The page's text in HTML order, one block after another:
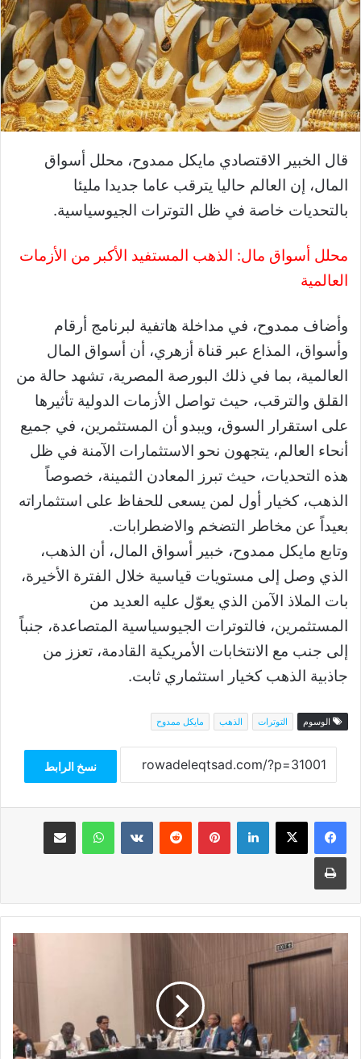
قال الخبير الاقتصادي مايكل ممدوح، محلل أسواق
المال، إن العالم حاليا يترقب عاما جديدا مليئا
بالتحديات خاصة في ظل التوترات الجيوسياسية.
محلل أسواق مال: الذهب المستفيد الأكبر من الأزمات
العالمية
وأضاف ممدوح، في مداخلة هاتفية لبرنامج أرقام
وأسواق، المذاع عبر قناة أزهري، أن أسواق المال
العالمية، بما في ذلك البورصة المصرية، تشهد حالة من
القلق والترقب، حيث تواصل الأزمات الدولية تأثيرها
على استقرار السوق، ويبدو أن المستثمرين، في جميع
أنحاء العالم، يتجهون نحو الاستثمارات الآمنة في ظل
هذه التحديات، حيث تبرز المعادن الثمينة، خصوصاً
الذهب، كخيار أول لمن يسعى للحفاظ على استثماراته
بعيداً عن مخاطر التضخم والاضطرابات.
وتابع مايكل ممدوح، خبير أسواق المال، أن الذهب،
الذي وصل إلى مستويات قياسية خلال الفترة الأخيرة،
بات الملاذ الآمن الذي يعوّل عليه العديد من
المستثمرين، فالتوترات الجيوسياسية المتصاعدة، جنباً
إلى جنب مع الانتخابات الأمريكية القادمة، تعزز من
جاذبية الذهب كخيار استثماري ثابت.
الوسوم التوترات الذهب مايكل ممدوح
نسخ الرابط
فيسبوك‫X لينكدإن بينتيريست واتساب مشاركة عبر البريد
طباعة
"مركز
فاروس"
لمنطقة
التجارة